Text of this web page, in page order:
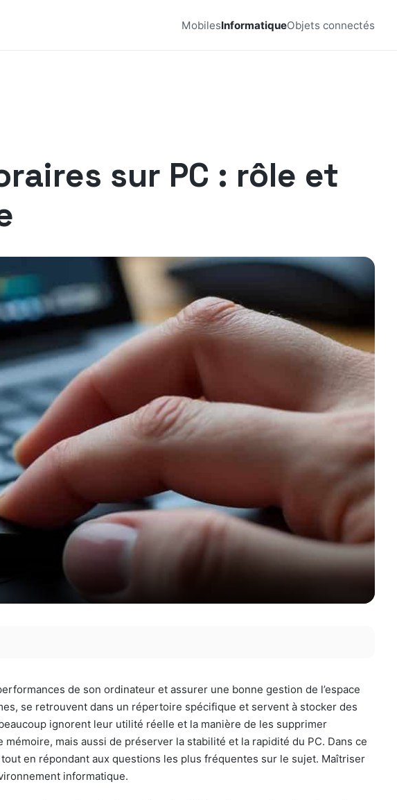
MobilesInformatiqueObjets connectés
sur PC : rôle et
de son ordinateur et assurer une bonne gestion de l’espace
se retrouvent dans un répertoire spécifique et servent à stocker des
ignorent leur utilité réelle et la manière de les supprimer
mais aussi de préserver la stabilité et la rapidité du PC. Dans ce
en répondant aux questions les plus fréquentes sur le sujet. Maîtriser
informatique.